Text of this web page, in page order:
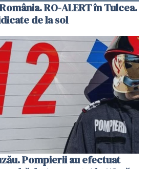
RO-ALERT în Tulcea.
de la sol
Pompierii au efectuat